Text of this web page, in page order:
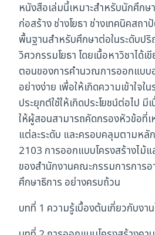
หนังสือเล่มนี้เหมาะสำหรับนักศึกษ
ก่อสร้าง ช่างโยธา ช่างเทคนิคสถา
พื้นฐานสำหรับศึกษาต่อในระดับป
วิศวกรรมโยธา โดยเนื้อหาวิชาได้
ตอนของการคำนวณการออกแบบ
อย่างง่าย เพื่อให้เกิดความเข้าใจใ
ประยุกต์ใช้ให้เกิดประโยชน์ต่อไป
ให้ผู้สอนสามารถคัดกรองหัวข้อที่
แต่ละระดับ และครอบคลุมตามห
2103 การออกแบบโครงสร้างไม้แ
ของสำนักงานคณะกรรมการการอ
ศึกษาธิการ อย่างครบถ้วน
บทที่ 1 ความรู้เบื้องต้นเกี่ยวกับงา